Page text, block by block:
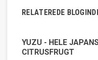
RELATEREDE
YUZU - HELE
CITRUSFRUGT